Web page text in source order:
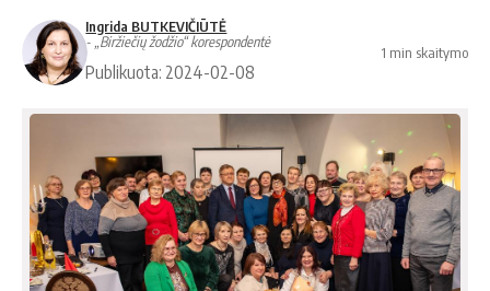
Ingrida BUTKEVIČIŪTĖ
- „Biržiečių žodžio“ korespondentė
Publikuota: 2024-02-08
1 min skaitymo